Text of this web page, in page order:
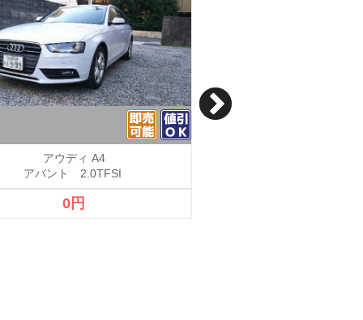
アウディ A4
アバント 2.0TFSI
0円